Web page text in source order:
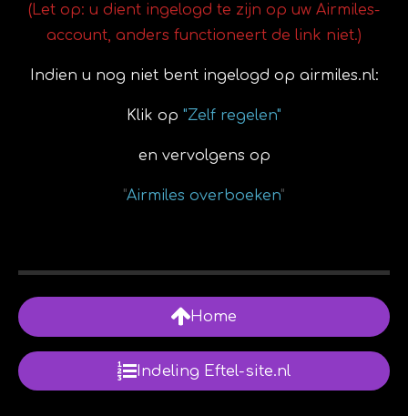
(Let op: u dient ingelogd te zijn op uw Airmiles-
account, anders functioneert de link niet.)
Indien u nog niet bent ingelogd op airmiles.nl:
Klik op "Zelf regelen"
en vervolgens op
"Airmiles overboeken"
Home
Indeling Eftel-site.nl